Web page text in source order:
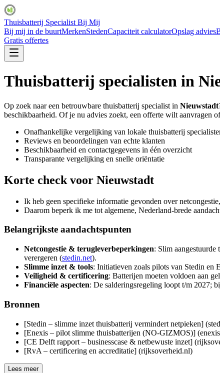
Thuisbatterij Specialist Bij Mij
Bij mij in de buurtMerkenStedenCapaciteit calculatorOpslag advies
Gratis offertes
Thuisbatterij specialisten in
Op zoek naar een betrouwbare thuisbatterij specialist in Nieuwstadt
beschikbaarheid. Of je nu advies zoekt, een offerte wilt aanvragen
Onafhankelijke vergelijking van lokale thuisbatterij
Reviews en beoordelingen van echte klanten
Beschikbaarheid en contactgegevens in één overzicht
Transparante vergelijking en snelle oriëntatie
Korte check voor Nieuwstadt
Ik heb geen specifieke informatie gevonden over
Daarom beperk ik me tot algemene, Nederland-brede
Belangrijkste aandachtspunten
Netcongestie & terugleverbeperkingen: Slim aangestuurde
verergeren (stedin.net).
Slimme inzet & tools: Initiatieven zoals pilots van Stedin en
Veiligheid & certificering: Batterijen moeten voldoen aan
Financiële aspecten: De salderingsregeling loopt t/m 2027;
Bronnen
[Stedin – slimme inzet thuisbatterij vermindert netpieken]
[Enexis – pilot slimme thuisbatterijen (NO‑GIZMOS)]
[CE Delft rapport – businesscase & netbewuste inzet]
[RvA – certificering en accreditatie] (rijksoverheid.nl)
Lees meer